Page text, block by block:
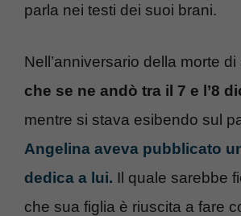
parla nei testi dei suoi brani.
Nell’anniversario della morte
che se ne andò tra il 7 e l’8
mentre si stava esibendo sul
Angelina aveva pubblicato
dedica a lui. Il quale sarebbe
che sua figlia è riuscita a fare